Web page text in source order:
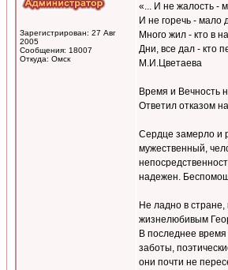
Зарегистрирован: 27 Авг
2005
Сообщения: 18007
Откуда: Омск
«... И не жалость -
И не горечь - мало
Много жил - кто в
Дни, все дал - кто
М.И.Цветаева
Время и Вечность
Ответил отказом
Сердце замерло и
мужественный,
надежен.
Не ладно в
жизнелюбивым
В последнее
заботы,
они почти не